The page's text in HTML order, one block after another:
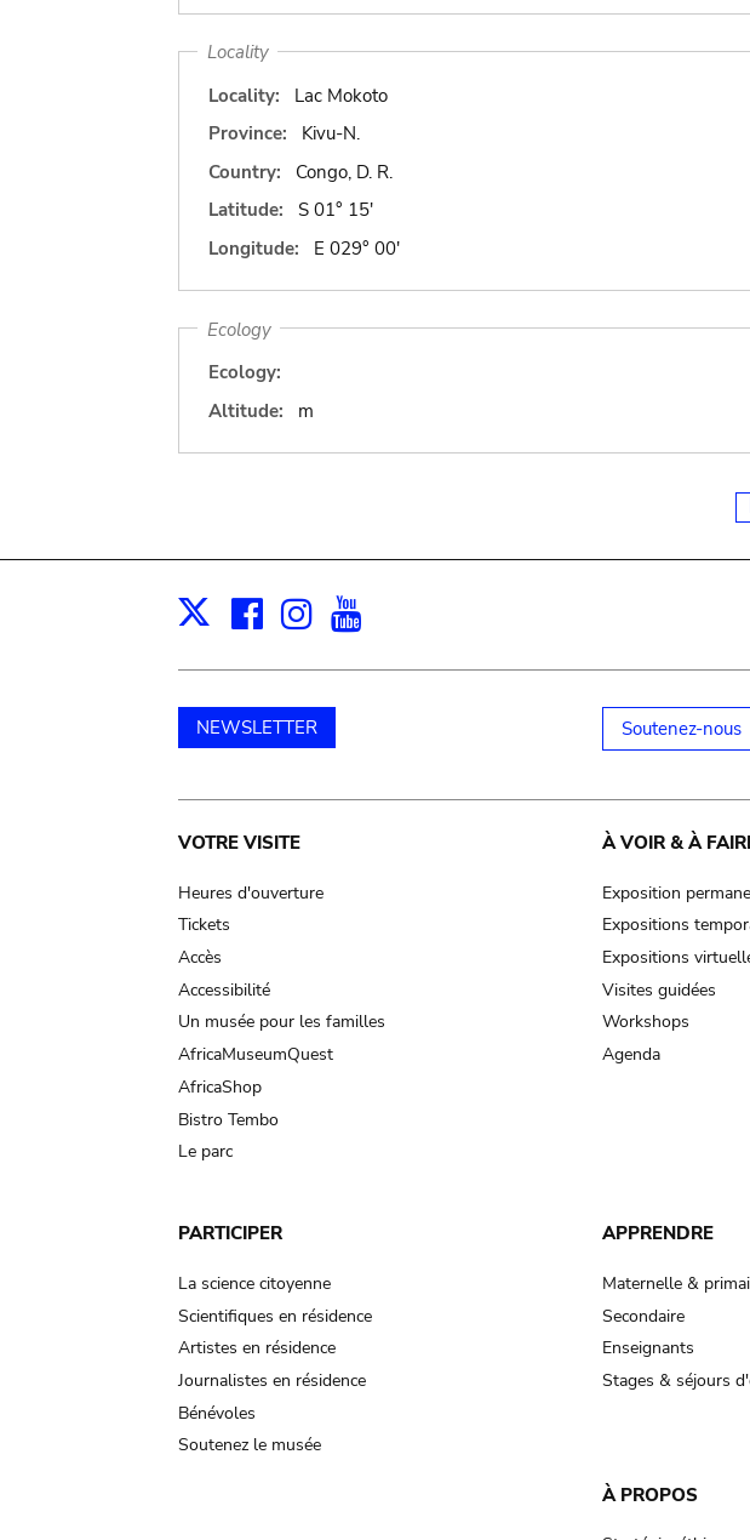
Locality
Locality:
Lac Mokoto
Province:
Kivu-N.
Country:
Congo, D. R.
Latitude:
S 01° 15'
Longitude:
E 029° 00'
Ecology
Ecology:
Altitude:
m
X Facebook
Instagram
NEWSLETTER Soutenez-nous
Main
navigation
VOTRE VISITE
Heures d'ouverture
Tickets
Accès
Accessibilité
Un musée pour les familles
AfricaMuseumQuest
AfricaShop
Bistro Tembo
Le parc
À VOIR & À
Exposition
Expositions
Expositions
Visites guidées
Workshops
Agenda
PARTICIPER
La science citoyenne
Scientifiques en résidence
Artistes en résidence
Journalistes en résidence
Bénévoles
Soutenez le musée
APPRENDRE
Maternelle &
Secondaire
Enseignants
Stages & séjours
À PROPOS